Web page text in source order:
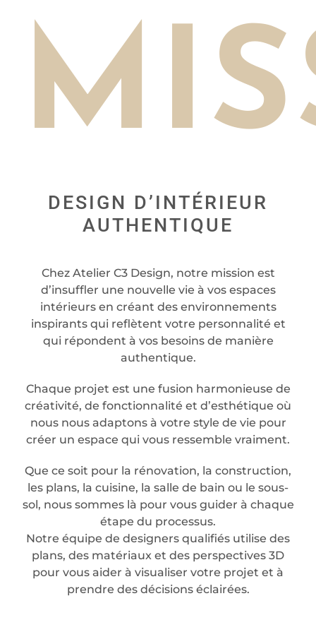
DESIGN D’INTÉRIEUR
AUTHENTIQUE
Chez Atelier C3 Design, notre mission est
d’insuffler une nouvelle vie à vos espaces
intérieurs en créant des environnements
inspirants qui reflètent votre personnalité et
qui répondent à vos besoins de manière
authentique.
Chaque projet est une fusion harmonieuse de
créativité, de fonctionnalité et d’esthétique où
nous nous adaptons à votre style de vie pour
créer un espace qui vous ressemble vraiment.
Que ce soit pour la rénovation, la construction,
les plans, la cuisine, la salle de bain ou le sous-
sol, nous sommes là pour vous guider à chaque
étape du processus.
Notre équipe de designers qualifiés utilise des
plans, des matériaux et des perspectives 3D
pour vous aider à visualiser votre projet et à
prendre des décisions éclairées.